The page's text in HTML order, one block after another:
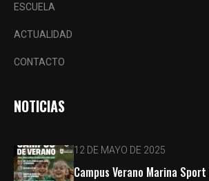
ESCUELA
ACTUALIDAD
CONTACTO
NOTICIAS
12 DE MAYO DE 2025
Campus Verano Marina